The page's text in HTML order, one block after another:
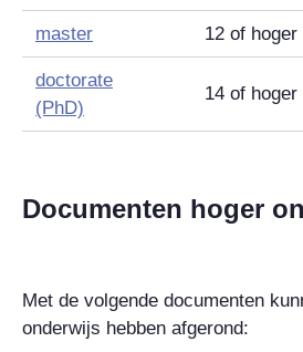
master 12 of hoger
doctorate
(PhD)
14 of hoger
Documenten hoger
Met de volgende documenten
onderwijs hebben afgerond: